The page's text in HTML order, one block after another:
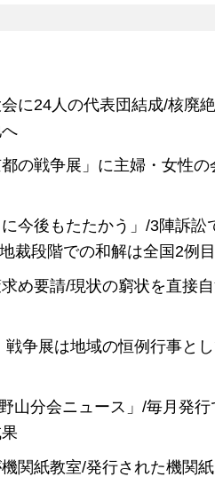
に24人の代表団結成/核廃
都の戦争展」に主婦・女性の
に今後もたたかう」/3陣訴訟
裁段階での和解は全国2例目
め要請/現状の窮状を直接
戦争展は地域の恒例行事と
山分会ニュース」/毎月発行
関紙教室/発行された機関